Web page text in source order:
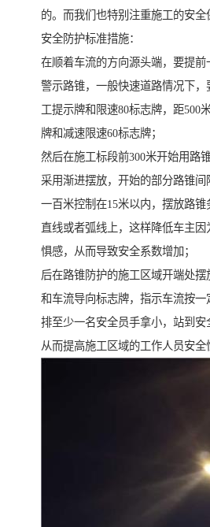
的。而我们也特别注重施工的安全
安全防护标准措施：
在顺着车流的方向源头端，要提
警示路锥，一般快速道路情况下
工提示牌和限速80标志牌，距500
牌和减速限速60标志牌；
然后在施工标段前300米开始用路
采用渐进摆放，开始的部分路锥
一百米控制在15米以内，摆放路
直线或者弧线上，这样降低车主
惧感，从而导致安全系数增加；
后在路锥防护的施工区域开端处摆
和车流导向标志牌，指示车流按
排至少一名安全员手拿小，站到安
从而提高施工区域的工作人员安全